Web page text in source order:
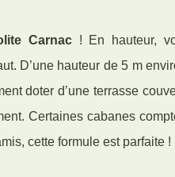
Carnac! En hauteur,
D’une hauteur de 5 m
doter d’une terrasse
Certaines cabanes
cette formule est parfaite !